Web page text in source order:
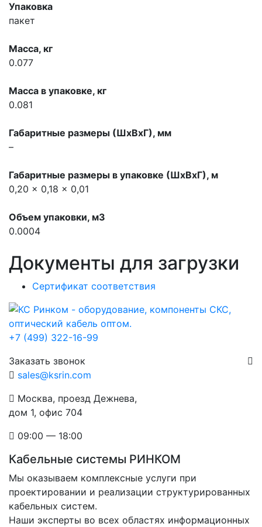
Упаковка
пакет
Масса, кг
0.077
Масса в упаковке, кг
0.081
Габаритные размеры (ШхВхГ), мм
–
Габаритные размеры в упаковке (ШхВхГ), м
0,20 x 0,18 x 0,01
Объем упаковки, м3
0.0004
Документы для загрузки
Сертификат соответствия
+7 (499) 322-16-99
Заказать звонок
sales@ksrin.com
Москва, проезд Дежнева,
дом 1, офис 704
09:00 — 18:00
Кабельные системы РИНКОМ
Мы оказываем комплексные услуги при
проектировании и реализации структурированных
кабельных систем.
Наши эксперты во всех областях информационных